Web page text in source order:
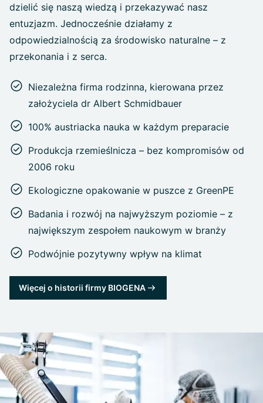
dzielić się naszą wiedzą i przekazywać nasz
entuzjazm. Jednocześnie działamy z
odpowiedzialnością za środowisko naturalne – z
przekonania i z serca.
Niezależna firma rodzinna, kierowana przez
założyciela dr Albert Schmidbauer
100% austriacka nauka w każdym preparacie
Produkcja rzemieślnicza – bez kompromisów od
2006 roku
Ekologiczne opakowanie w puszce z GreenPE
Badania i rozwój na najwyższym poziomie – z
największym zespołem naukowym w branży
Podwójnie pozytywny wpływ na klimat
Więcej o historii firmy BIOGENA